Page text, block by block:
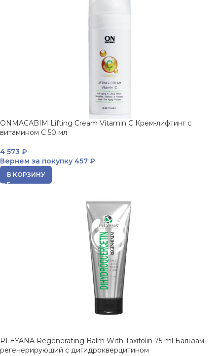
ONMACABIM Lifting Cream Vitamin C Крем-лифтинг с
витамином C 50 мл
4 573 ₽
Вернем за покупку 457 ₽
В КОРЗИНУ
PLEYANA Regenerating Balm With Taxifolin 75 ml Бальзам
регенерирующий с дигидрокверцитином